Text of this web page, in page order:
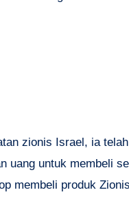
zionis Israel, ia
uang untuk membeli
membeli produk